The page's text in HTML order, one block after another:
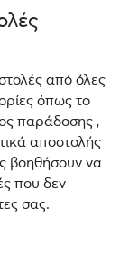
από όλες
όπως το
παράδοσης ,
αποστολής
βοηθήσουν να
που δεν
σας.